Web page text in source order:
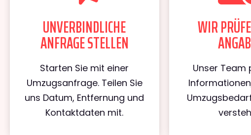
UNVERBINDLICHE
ANFRAGE STELLEN
Starten Sie mit einer
Umzugsanfrage. Teilen Sie
uns Datum, Entfernung und
Kontaktdaten mit.
WIR
Unser Team